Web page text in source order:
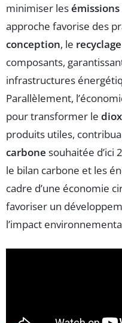
minimiser les
approche favorise des
conception, le recyclage
composants,
infrastructures
Parallèlement,
pour transformer le
produits utiles,
carbone souhaitée d’ici
le bilan carbone et les
cadre d’une économie
favoriser un
l’impact